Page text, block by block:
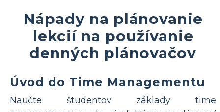
Nápady na plánovanie
lekcií na používanie
denných plánovačov
Úvod do Time Managementu
Naučte študentov základy time